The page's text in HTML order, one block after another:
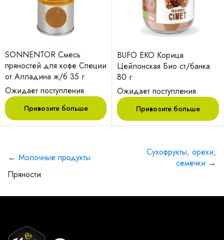
SONNENTOR Смесь
пряностей для кофе Специи
от Алладина ж/б 35 г
Ожидает поступления
Привозите больше
BUFO EKO Корица
Цейлонская Био ст/банка
80 г
Ожидает поступления
Привозите больше
← Молочные продукты
Сухофрукты, орехи,
семечки →
Пряности